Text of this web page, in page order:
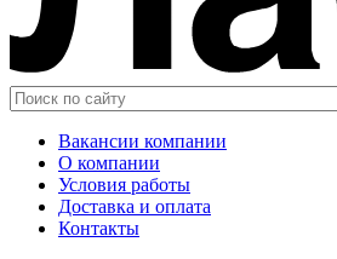
Вакансии компании
О компании
Условия работы
Доставка и оплата
Контакты